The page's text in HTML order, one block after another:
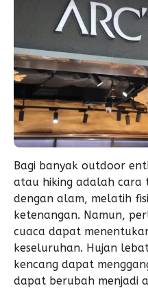
Bagi banyak outdoor
atau hiking adalah cara
dengan alam, melatih
ketenangan. Namun,
cuaca dapat
keseluruhan. Hujan
kencang dapat
dapat berubah menjadi